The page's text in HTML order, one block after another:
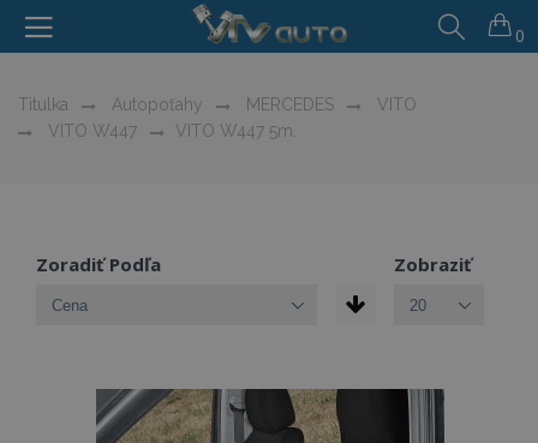
0
Titulka Autopoťahy MERCEDES
VITO
VITO W447
VITO W447 5m.
Zoradiť Podľa Zobraziť